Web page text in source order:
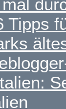
Tipps